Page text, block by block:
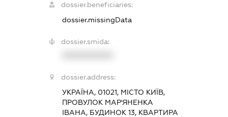
dossier.beneficiaries:
dossier.missingData
dossier.smida:
dossier.address:
УКРАЇНА, 01021, МІСТО КИЇВ,
ПРОВУЛОК МАР'ЯНЕНКА
ІВАНА, БУДИНОК 13, КВАРТИРА